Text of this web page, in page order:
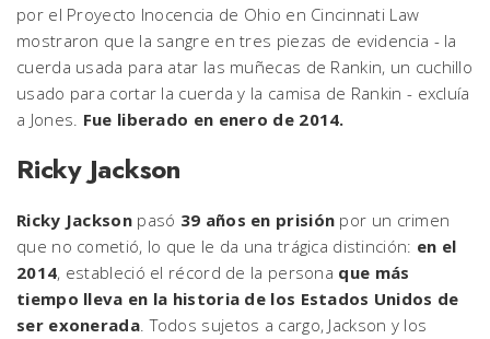
por el Proyecto Inocencia de Ohio en Cincinnati Law
mostraron que la sangre en tres piezas de evidencia - la
cuerda usada para atar las muñecas de Rankin, un cuchillo
usado para cortar la cuerda y la camisa de Rankin - excluía
a Jones. Fue liberado en enero de 2014.
Ricky Jackson
Ricky Jacksonpasó 39 años en prisión por un crimen
que no cometió, lo que le da una trágica distinción: en el
2014, estableció el récord de la persona que más
tiempo lleva en la historia de los Estados Unidos de
ser exonerada. Todos sujetos a cargo, Jackson y los